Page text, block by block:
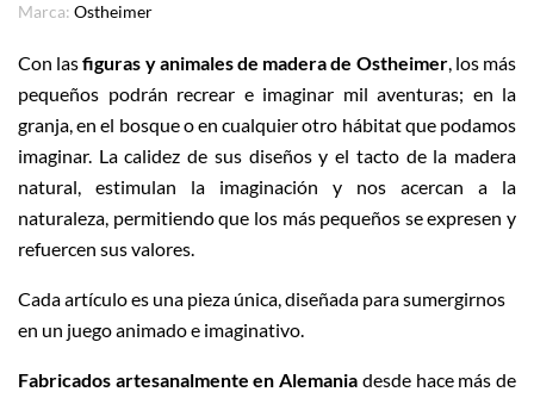
Marca: Ostheimer
Con lasfiguras y animales de madera de Ostheimer, los más
pequeños podrán recrear e imaginar mil aventuras; en la
granja, en el bosque o en cualquier otro hábitat que podamos
imaginar. La calidez de sus diseños y el tacto de la madera
natural, estimulan la imaginación y nos acercan a la
naturaleza, permitiendo que los más pequeños se expresen y
refuercen sus valores.
Cada artículo es una pieza única, diseñada para sumergirnos
en un juego animado e imaginativo.
Fabricados artesanalmente en Alemania desde hace más de